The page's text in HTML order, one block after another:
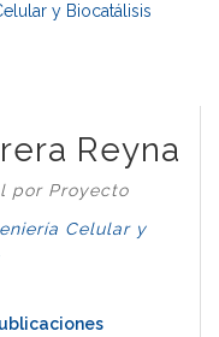
y Biocatálisis
Reyna
por Proyecto
Celular y